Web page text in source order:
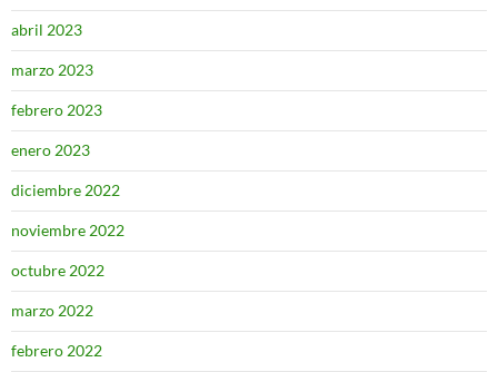
abril 2023
marzo 2023
febrero 2023
enero 2023
diciembre 2022
noviembre 2022
octubre 2022
marzo 2022
febrero 2022